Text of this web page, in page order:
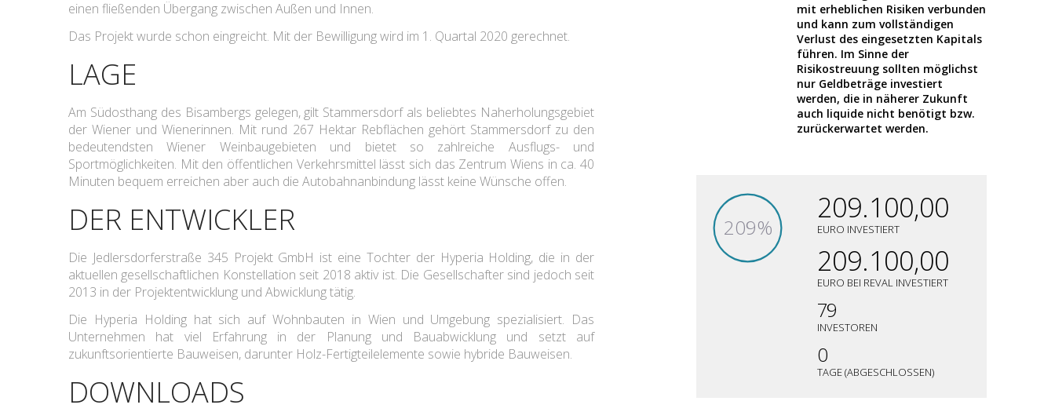
mit erheblichen Risiken verbunden
und kann zum vollständigen
Verlust des eingesetzten Kapitals
führen. Im Sinne der
Risikostreuung sollten möglichst
nur Geldbeträge investiert
werden, die in näherer Zukunft
auch liquide nicht benötigt bzw.
zurückerwartet werden.
209%
209.100,00
EURO INVESTIERT
209.100,00
EURO BEI REVAL INVESTIERT
79
INVESTOREN
0
TAGE (ABGESCHLOSSEN)
einen fließenden Übergang zwischen Außen und Innen.
Das Projekt wurde schon eingreicht. Mit der Bewilligung wird im 1. Quartal 2020 gerechnet.
LAGE
Am Südosthang des Bisambergs gelegen, gilt Stammersdorf als beliebtes Naherholungsgebiet
der Wiener und Wienerinnen. Mit rund 267 Hektar Rebflächen gehört Stammersdorf zu den
bedeutendsten Wiener Weinbaugebieten und bietet so zahlreiche Ausflugs- und
Sportmöglichkeiten. Mit den öffentlichen Verkehrsmittel lässt sich das Zentrum Wiens in ca. 40
Minuten bequem erreichen aber auch die Autobahnanbindung lässt keine Wünsche offen.
DER ENTWICKLER
Die Jedlersdorferstraße 345 Projekt GmbH ist eine Tochter der Hyperia Holding, die in der
aktuellen gesellschaftlichen Konstellation seit 2018 aktiv ist. Die Gesellschafter sind jedoch seit
2013 in der Projektentwicklung und Abwicklung tätig.
Die Hyperia Holding hat sich auf Wohnbauten in Wien und Umgebung spezialisiert. Das
Unternehmen hat viel Erfahrung in der Planung und Bauabwicklung und setzt auf
zukunftsorientierte Bauweisen, darunter Holz-Fertigteilelemente sowie hybride Bauweisen.
DOWNLOADS